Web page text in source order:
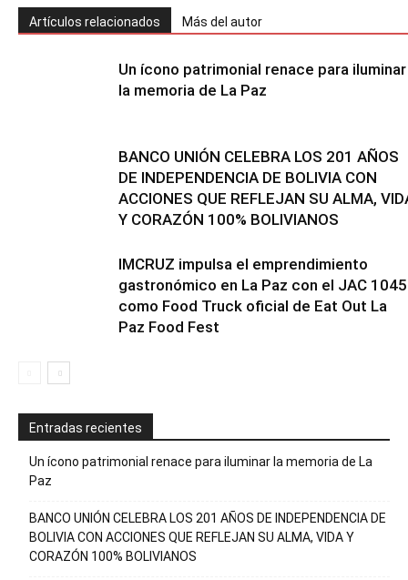
Artículos relacionados Más del autor
Un ícono patrimonial renace para iluminar
la memoria de La Paz
BANCO UNIÓN CELEBRA LOS 201 AÑOS
DE INDEPENDENCIA DE BOLIVIA CON
ACCIONES QUE REFLEJAN SU ALMA,
Y CORAZÓN 100% BOLIVIANOS
IMCRUZ impulsa el emprendimiento
gastronómico en La Paz con el JAC 1045
como Food Truck oficial de Eat Out La
Paz Food Fest
Entradas recientes
Un ícono patrimonial renace para iluminar la memoria de La
Paz
BANCO UNIÓN CELEBRA LOS 201 AÑOS DE INDEPENDENCIA DE
BOLIVIA CON ACCIONES QUE REFLEJAN SU ALMA, VIDA Y
CORAZÓN 100% BOLIVIANOS